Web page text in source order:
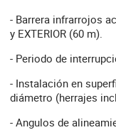
- Barrera infrarrojos
y EXTERIOR (60 m).
- Periodo de
- Instalación en
diámetro (herrajes
- Angulos de